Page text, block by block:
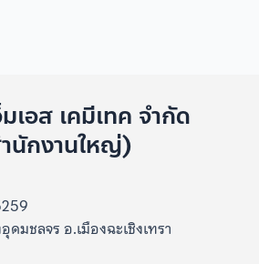
เอส เคมีเทค จำกัด
นักงานใหญ่)
มชลจร อ.เมืองฉะเชิงเทรา